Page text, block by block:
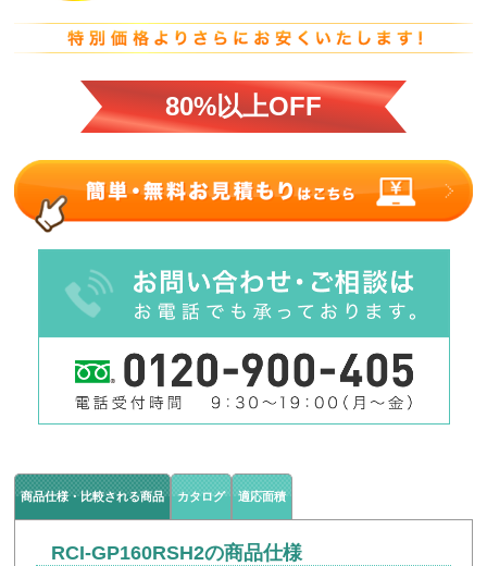
80%以上OFF
商品仕様・比較される商品 カタログ 適応面積
RCI-GP160RSH2の商品仕様